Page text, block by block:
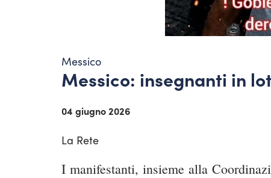
Messico
Messico: insegnanti in
04 giugno 2026
La Rete
I manifestanti, insieme alla